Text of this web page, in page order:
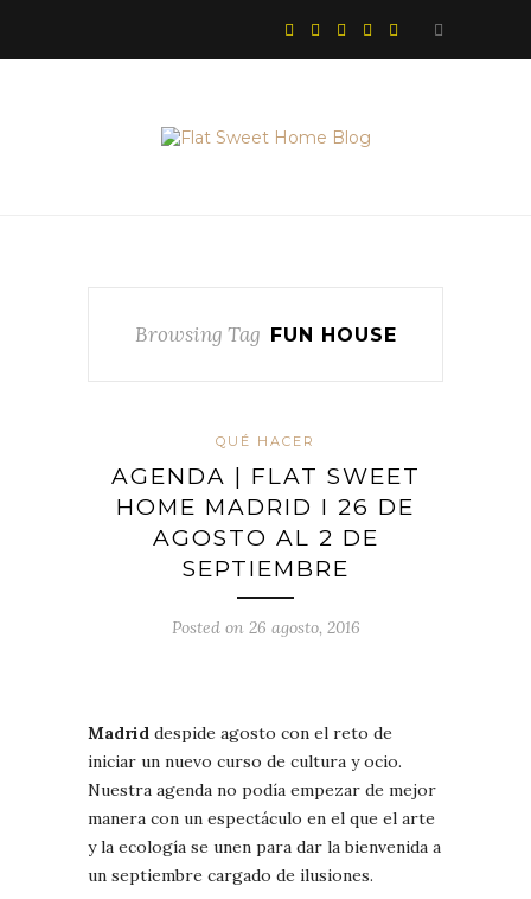
Browsing Tag FUN HOUSE
QUÉ HACER
AGENDA | FLAT SWEET
HOME MADRID I 26 DE
AGOSTO AL 2 DE
SEPTIEMBRE
Posted on 26 agosto, 2016
Madrid despide agosto con el reto de
iniciar un nuevo curso de cultura y ocio.
Nuestra agenda no podía empezar de mejor
manera con un espectáculo en el que el arte
y la ecología se unen para dar la bienvenida a
un septiembre cargado de ilusiones.